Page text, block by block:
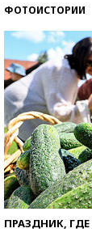
ФОТОИСТОРИИ
ПРАЗДНИК,